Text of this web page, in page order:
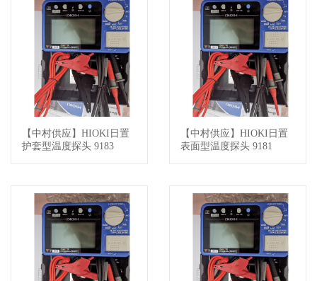
查看详情
【中村供应】HIOKI日置
护套型温度探头 9183
查看详情
【中村供应】HIOKI日置
表面型温度探头 9181